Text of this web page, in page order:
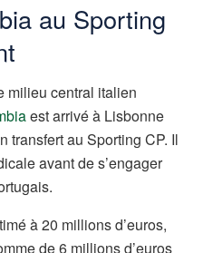
au Sporting
milieu central italien
est arrivé à Lisbonne
transfert au Sporting CP. Il
avant de s’engager
à 20 millions d’euros,
de 6 millions d’euros